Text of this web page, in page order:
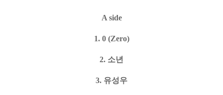
A side
1. 0 (Zero)
2. 소년
3. 유성우